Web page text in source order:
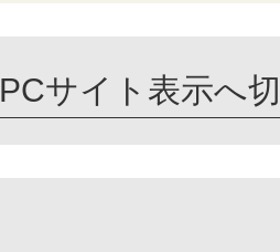
PCサイト表示へ